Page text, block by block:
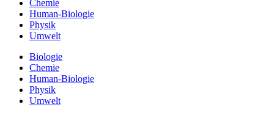
Chemie
Human-Biologie
Physik
Umwelt
Biologie
Chemie
Human-Biologie
Physik
Umwelt